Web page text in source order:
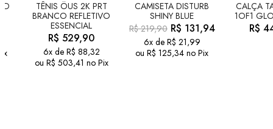
TÊNIS ÖUS 2K PRT
BRANCO REFLETIVO
ESSENCIAL
R$ 529,90
6x de R$ 88,32
ou R$ 503,41 no Pix
CAMISETA DISTURB
SHINY BLUE
R$219,90 R$ 131,94
6x de R$ 21,99
ou R$ 125,34 no Pix
CALÇA
1OF1
R$